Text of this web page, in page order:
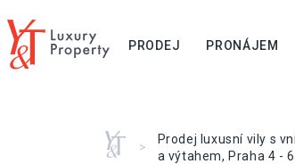
PRODEJ PRONÁJEM
Home
>
Prodej luxusní vily s
a výtahem, Praha 4 -